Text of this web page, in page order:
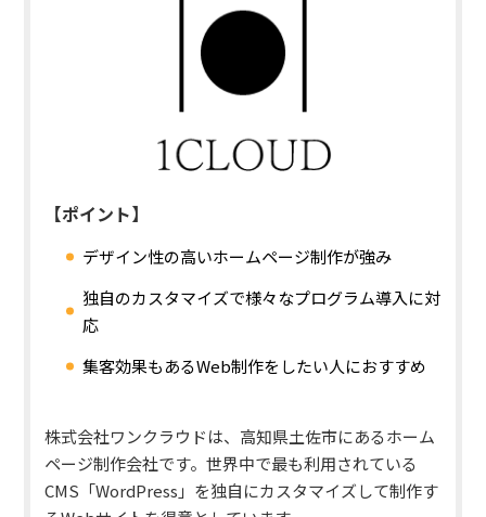
【ポイント】
デザイン性の高いホームページ制作が強み
独自のカスタマイズで様々なプログラム導入に対
応
集客効果もあるWeb制作をしたい人におすすめ
株式会社ワンクラウドは、高知県土佐市にあるホーム
ページ制作会社です。世界中で最も利用されている
CMS「WordPress」を独自にカスタマイズして制作す